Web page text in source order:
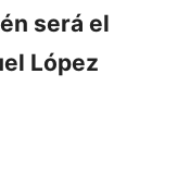
será el
López